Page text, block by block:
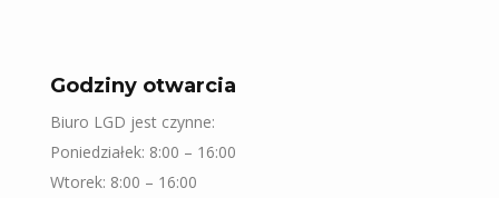
Godziny otwarcia
Biuro LGD jest czynne:
Poniedziałek: 8:00 – 16:00
Wtorek: 8:00 – 16:00